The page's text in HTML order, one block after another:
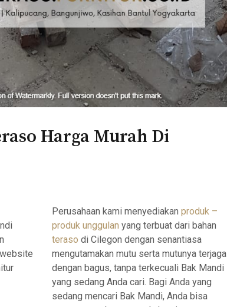
Harga Murah Di
Perusahaan kami menyediakan produk –
produk unggulan yang terbuat dari bahan
teraso di Cilegon dengan senantiasa
mengutamakan mutu serta mutunya terjaga
dengan bagus, tanpa terkecuali Bak Mandi
yang sedang Anda cari. Bagi Anda yang
sedang mencari Bak Mandi, Anda bisa